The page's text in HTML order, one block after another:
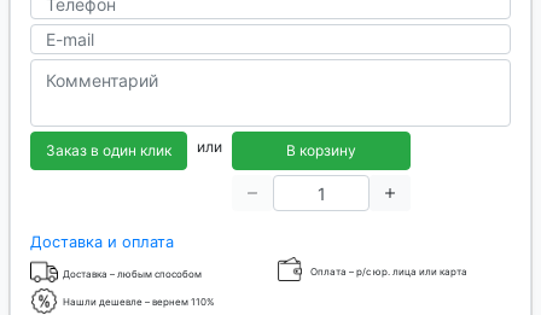
Заказ в один клик или В корзину
Доставка и оплата
Доставка – любым способом Оплата – р/с юр. лица или карта
Нашли дешевле – вернем 110%